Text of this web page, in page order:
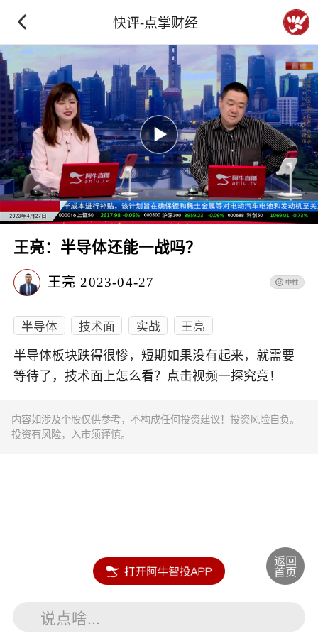
快评-点掌财经
王亮：半导体还能一战吗？
王亮 2023-04-27
半导体 技术面 实战 王亮
半导体板块跌得很惨，短期如果没有起来，就需要
等待了，技术面上怎么看？点击视频一探究竟！
内容如涉及个股仅供参考，不构成任何投资建议！投资风险自负。
投资有风险，入市须谨慎。
说点啥...